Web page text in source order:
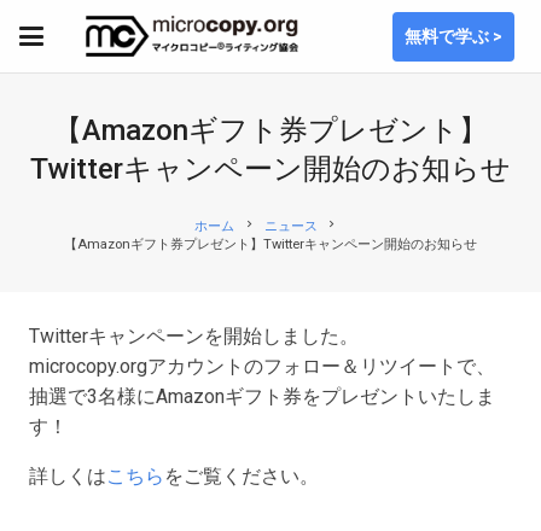
無料で学ぶ >
【Amazonギフト券プレゼント】
Twitterキャンペーン開始のお知らせ
ホーム chevron_right ニュース chevron_right
【Amazonギフト券プレゼント】Twitterキャンペーン開始のお知らせ
Twitterキャンペーンを開始しました。
microcopy.orgアカウントのフォロー＆リツイートで、
抽選で3名様にAmazonギフト券をプレゼントいたしま
す！
詳しくはこちら をご覧ください。